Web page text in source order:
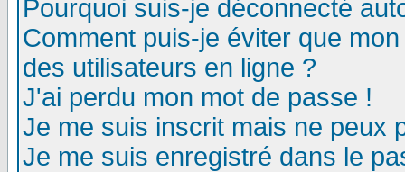
Pourquoi suis-je déconnecté
Comment puis-je éviter que
des utilisateurs en ligne ?
J'ai perdu mon mot de passe !
Je me suis inscrit mais ne peux
Je me suis enregistré dans le